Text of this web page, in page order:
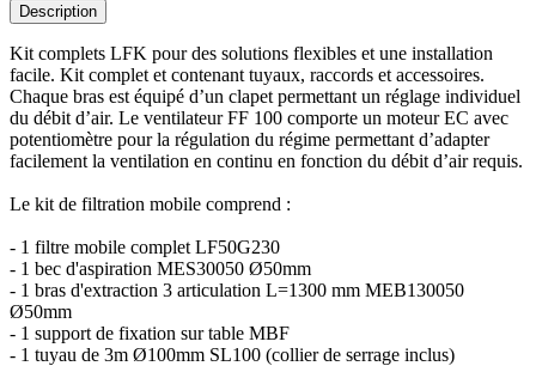
Description
Kit complets LFK pour des solutions flexibles et une installation
facile. Kit complet et contenant tuyaux, raccords et accessoires.
Chaque bras est équipé d’un clapet permettant un réglage individuel
du débit d’air. Le ventilateur FF 100 comporte un moteur EC avec
potentiomètre pour la régulation du régime permettant d’adapter
facilement la ventilation en continu en fonction du débit d’air requis.
Le kit de filtration mobile comprend :
- 1 filtre mobile complet LF50G230
- 1 bec d'aspiration MES30050 Ø50mm
- 1 bras d'extraction 3 articulation L=1300 mm MEB130050
Ø50mm
- 1 support de fixation sur table MBF
- 1 tuyau de 3m Ø100mm SL100 (collier de serrage inclus)